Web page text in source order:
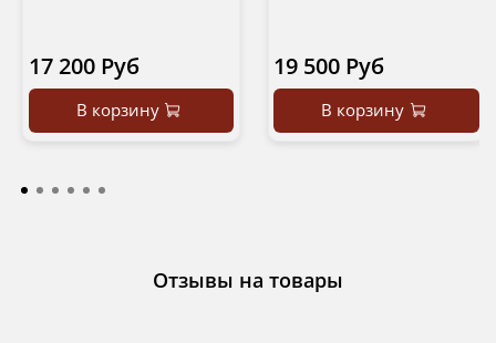
17 200 Руб
В корзину
19 500 Руб
В корзину
Отзывы на товары